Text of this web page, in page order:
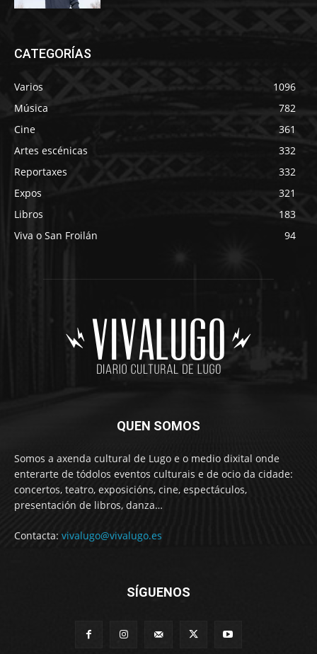
CATEGORÍAS
Varios
1096
Música
782
Cine
361
Artes escénicas
332
Reportaxes
332
Expos
321
Libros
183
Viva o San Froilán
94
QUEN SOMOS
Somos a axenda cultural de Lugo e o medio dixital onde
enterarte de tódolos eventos culturais e de ocio da cidade:
concertos, teatro, exposicións, cine, espectáculos,
presentación de libros, danza…
Contacta: vivalugo@vivalugo.es
SÍGUENOS